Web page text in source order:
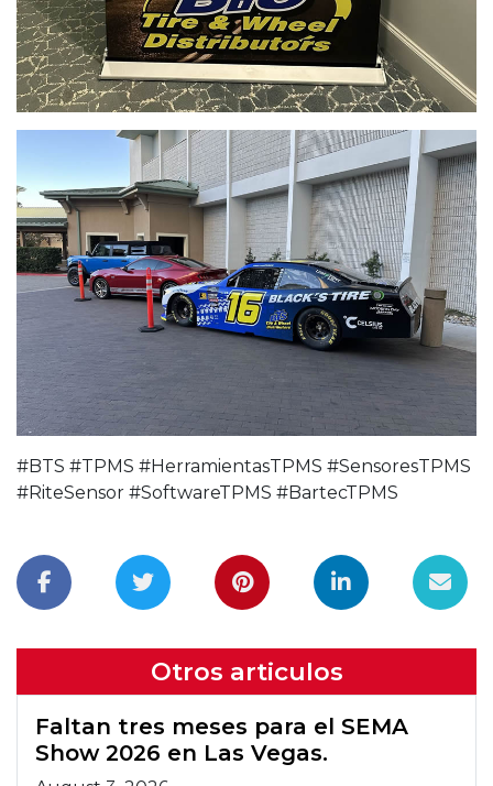
#BTS #TPMS #HerramientasTPMS #SensoresTPMS
#RiteSensor #SoftwareTPMS #BartecTPMS
Otros articulos
Faltan tres meses para el SEMA
Show 2026 en Las Vegas.